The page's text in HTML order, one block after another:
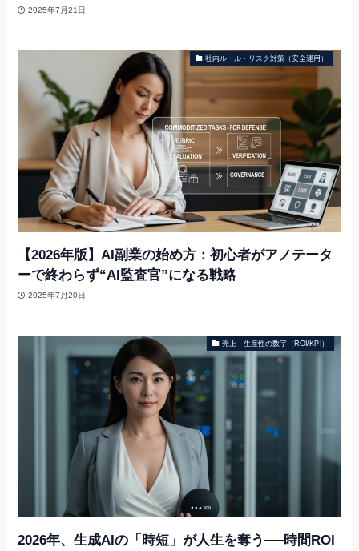
2025年7月21日
社内ルール・リスク対策（安全運用）
【2026年版】AI副業の始め方：初心者がアノテータ
ーで終わらず“AI監査官”になる戦略
2025年7月20日
売上・生産性の数字（ROI/KPI）
2026年、生成AIの「時短」が人生を奪う──時間ROI